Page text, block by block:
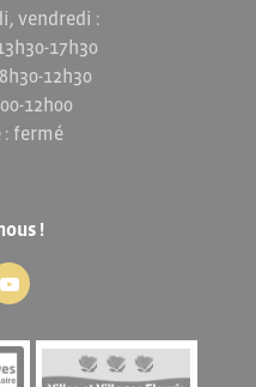
vendredi :
17h30
12h30
12h00
fermé
!